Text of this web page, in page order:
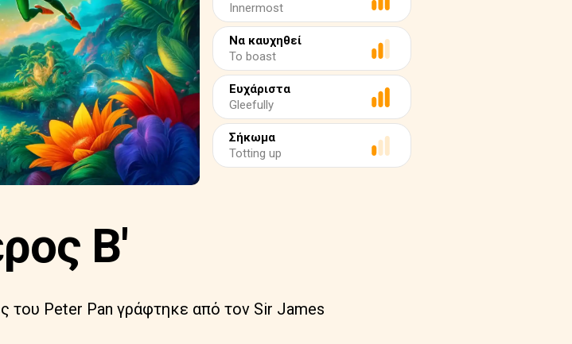
Innermost
Να καυχηθεί
To boast
Ευχάριστα
Gleefully
Σήκωμα
Totting up
Β'
του Peter Pan γράφτηκε από τον Sir James